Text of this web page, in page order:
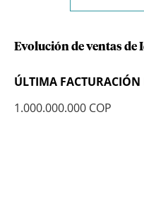
Evolución de ventas de
ÚLTIMA FACTURACIÓN
1.000.000.000 COP